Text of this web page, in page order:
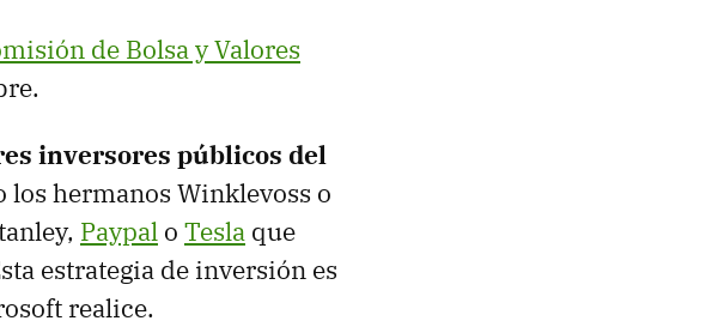
de Bolsa y Valores
inversores públicos del
los hermanos Winklevoss o
Paypal o Tesla que
estrategia de inversión es
realice.